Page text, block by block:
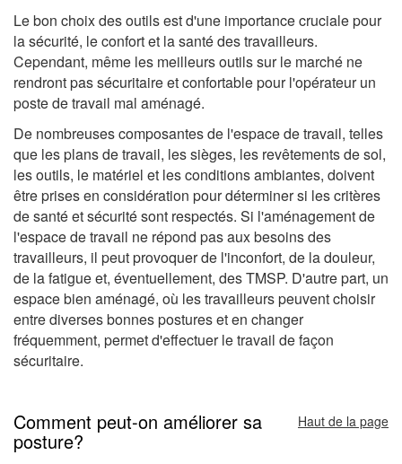
Le bon choix des outils est d'une importance cruciale pour
la sécurité, le confort et la santé des travailleurs.
Cependant, même les meilleurs outils sur le marché ne
rendront pas sécuritaire et confortable pour l'opérateur un
poste de travail mal aménagé.
De nombreuses composantes de l'espace de travail, telles
que les plans de travail, les sièges, les revêtements de sol,
les outils, le matériel et les conditions ambiantes, doivent
être prises en considération pour déterminer si les critères
de santé et sécurité sont respectés. Si l'aménagement de
l'espace de travail ne répond pas aux besoins des
travailleurs, il peut provoquer de l'inconfort, de la douleur,
de la fatigue et, éventuellement, des TMSP. D'autre part, un
espace bien aménagé, où les travailleurs peuvent choisir
entre diverses bonnes postures et en changer
fréquemment, permet d'effectuer le travail de façon
sécuritaire.
Comment peut-on améliorer sa
posture?
Haut de la page